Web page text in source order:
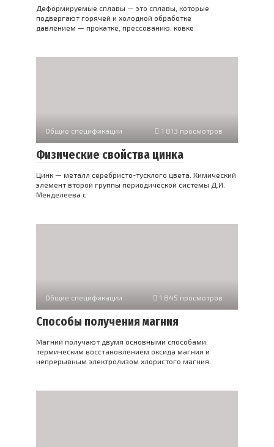
Деформируемые сплавы — это сплавы, которые
подвергают горячей и холодной обработке
давлением — прокатке, прессованию, ковке
Общие спецификации 1 813 просмотров
Физические свойства цинка
Цинк — металл серебристо-тусклого цвета. Химический
элемент второй группы периодической системы Д.И.
Менделеева с
Общие спецификации 1 845 просмотров
Способы получения магния
Магний получают двумя основными способами:
термическим восстановлением оксида магния и
непрерывным электролизом хлористого магния.